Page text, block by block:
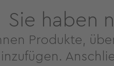
Sie haben
Produkte,